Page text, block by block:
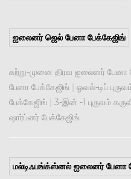
ஐலைனர் ஜெல் பேனா பேக்கேஜிங்
சுற்று-முனை திரவ ஐலைனர் பேனா
பேனா பேக்கேஜிங்
ஓவல்-டிப்
பேக்கேஜிங்
3-இன் -1 புருவம்
ஷார்ப்னர் பேக்கேஜிங்
மல்டிஃபங்க்ஸ்னல் ஐலைனர் பேனா